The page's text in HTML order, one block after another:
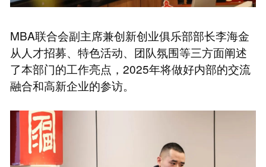
MBA联合会副主席兼创新创业俱乐部部长李海金
从人才招募、特色活动、团队氛围等三方面阐述
了本部门的工作亮点，2025年将做好内部的交流
融合和高新企业的参访。